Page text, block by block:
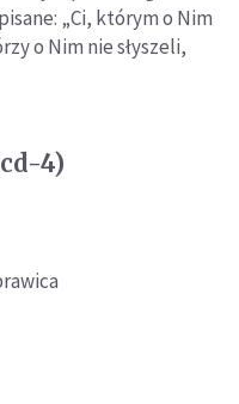
„Ci, którym o Nim
o Nim nie słyszeli,
4)